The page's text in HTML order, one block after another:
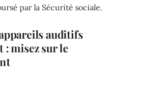
par la Sécurité sociale.
auditifs
misez sur le